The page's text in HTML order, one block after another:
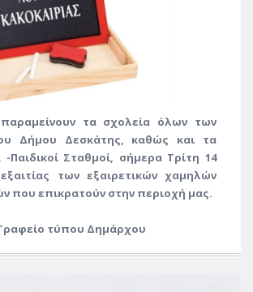
τα σχολεία όλων των
Δήμου Δεσκάτης, καθώς και τα
-Παιδικοί Σταθμοί, σήμερα Tρίτη 14
των εξαιρετικών χαμηλών
που επικρατούν στην περιοχή μας.
τύπου Δημάρχου